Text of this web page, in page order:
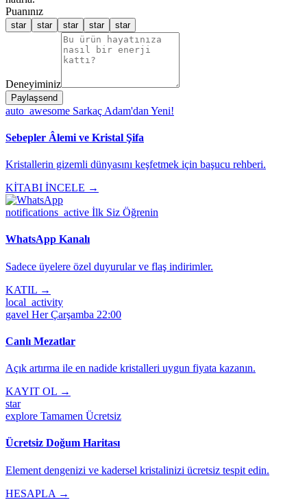
Puanınız
star star star star star
Deneyiminiz
Paylaşsend
auto_awesome Sarkaç Adam'dan Yeni!
Sebepler Âlemi ve Kristal Şifa
Kristallerin gizemli dünyasını keşfetmek için başucu rehberi.
KİTABI İNCELE →
notifications_active İlk Siz Öğrenin
WhatsApp Kanalı
Sadece üyelere özel duyurular ve flaş indirimler.
KATIL →
local_activity
gavel Her Çarşamba 22:00
Canlı Mezatlar
Açık artırma ile en nadide kristalleri uygun fiyata kazanın.
KAYIT OL →
star
explore Tamamen Ücretsiz
Ücretsiz Doğum Haritası
Element dengenizi ve kadersel kristalinizi ücretsiz tespit edin.
HESAPLA →